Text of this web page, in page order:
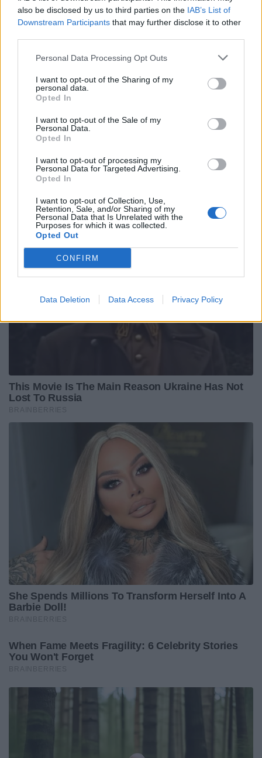
also be disclosed by us to third parties on the IAB’s List of
Downstream Participants that may further disclose it to other
Personal Data Processing Opt Outs
I want to opt-out of the Sharing of my
personal data.
Opted In
I want to opt-out of the Sale of my
Personal Data.
Opted In
I want to opt-out of processing my
Personal Data for Targeted Advertising.
Opted In
I want to opt-out of Collection, Use,
Retention, Sale, and/or Sharing of my
Personal Data that Is Unrelated with the
Purposes for which it was collected.
Opted Out
CONFIRM
Data Deletion Data Access Privacy Policy